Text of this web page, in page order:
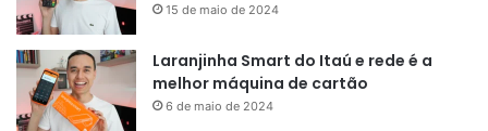
15 de maio de 2024
Laranjinha Smart do Itaú e rede é a
melhor máquina de cartão
6 de maio de 2024